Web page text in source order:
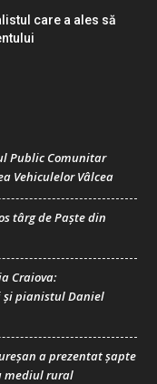
care a ales să
Public Comunitar
Vehiculelor Vâlcea
târg de Paște din
Craiova:
și pianistul Daniel
a prezentat șapte
mediul rural